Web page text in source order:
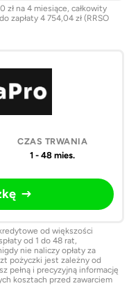
zł na 4 miesiące, całkowity
zapłaty 4 754,04 zł (RRSO
1 - 48 mies.
od większości
od 1 do 48 rat,
nie naliczy opłaty za
pożyczki jest zależny od
pełną i precyzyjną informację
kosztach przed zawarciem